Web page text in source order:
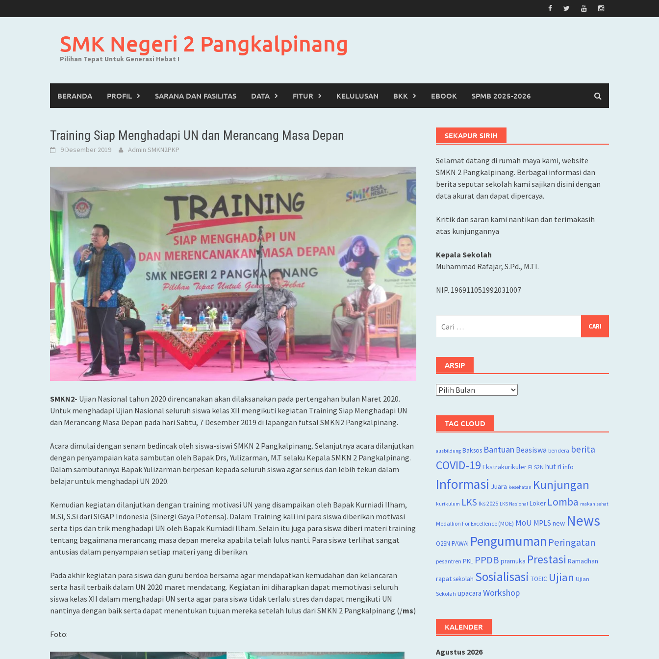
to
SMK Negeri 2 Pangkalpinang
Pilihan Tepat Untuk Generasi Hebat !
BERANDA PROFIL SARANA DAN FASILITAS DATA FITUR KELULUSAN BKK EBOOK SPMB 2025-2026
Training Siap Menghadapi UN dan Merancang Masa Depan
9 Desember 2019 Admin SMKN2PKP
SMKN2- Ujian Nasional tahun 2020 direncanakan akan dilaksanakan pada pertengahan bulan Maret 2020.
Untuk menghadapi Ujian Nasional seluruh siswa kelas XII mengikuti kegiatan Training Siap Menghadapi UN
dan Merancang Masa Depan pada hari Sabtu, 7 Desember 2019 di lapangan futsal SMKN2 Pangkalpinang.
Acara dimulai dengan senam bedincak oleh siswa-siswi SMKN 2 Pangkalpinang. Selanjutnya acara dilanjutkan
dengan penyampaian kata sambutan oleh Bapak Drs, Yulizarman, M.T selaku Kepala SMKN 2 Pangkalpinang.
Dalam sambutannya Bapak Yulizarman berpesan kepada seluruh siswa agar serius dan lebih tekun dalam
belajar untuk menghadapi UN 2020.
Kemudian kegiatan dilanjutkan dengan training motivasi UN yang disampaikan oleh Bapak Kurniadi Ilham,
M.Si, S.Si dari SIGAP Indonesia (Sinergi Gaya Potensa). Dalam Training kali ini para siswa diberikan motivasi
serta tips dan trik menghadapi UN oleh Bapak Kurniadi Ilham. Selain itu juga para siswa diberi materi training
tentang bagaimana merancang masa depan mereka apabila telah lulus nanti. Para siswa terlihat sangat
antusias dalam penyampaian setiap materi yang di berikan.
Pada akhir kegiatan para siswa dan guru berdoa bersama agar mendapatkan kemudahan dan kelancaran
serta hasil terbaik dalam UN 2020 maret mendatang. Kegiatan ini diharapkan dapat memotivasi seluruh
siswa kelas XII dalam menghadapi UN serta agar para siswa tidak terlalu stres dan dapat mengikuti UN
nantinya dengan baik serta dapat menentukan tujuan mereka setelah lulus dari SMKN 2 Pangkalpinang.(/ms)
Foto:
SEKAPUR SIRIH
Selamat datang di rumah maya kami, website
SMKN 2 Pangkalpinang. Berbagai informasi dan
berita seputar sekolah kami sajikan disini dengan
data akurat dan dapat dipercaya.
Kritik dan saran kami nantikan dan terimakasih
atas kunjungannya
Kepala Sekolah
Muhammad Rafajar, S.Pd., M.TI.
NIP. 196911051992031007
ARSIP
Arsip
TAG CLOUD
ausbildung Baksos Bantuan Beasiswa bendera berita
COVID-19 Ekstrakurikuler FLS2N hut ri info
Informasi Juara kesehatan Kunjungan
kurikulum LKS lks 2025 LKS Nasional Loker Lomba makan sehat
Medallion For Excellence (MOE) MoU MPLS new News
O2SN PAWAI Pengumuman Peringatan
pesantren PKL PPDB pramuka Prestasi Ramadhan
rapatsekolah Sosialisasi TOEIC Ujian Ujian
Sekolah upacara Workshop
KALENDER
Agustus 2026